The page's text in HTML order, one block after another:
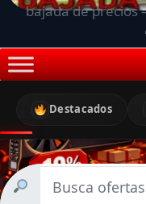
bajada de precios
Destacados